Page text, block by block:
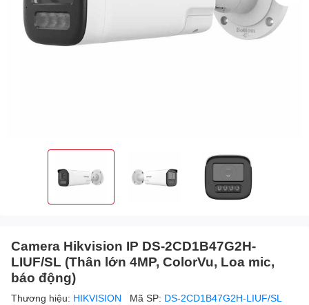
Camera Hikvision IP DS-2CD1B47G2H-
LIUF/SL (Thân lớn 4MP, ColorVu, Loa mic,
báo động)
Thương hiệu: HIKVISION Mã SP: DS-2CD1B47G2H-LIUF/SL